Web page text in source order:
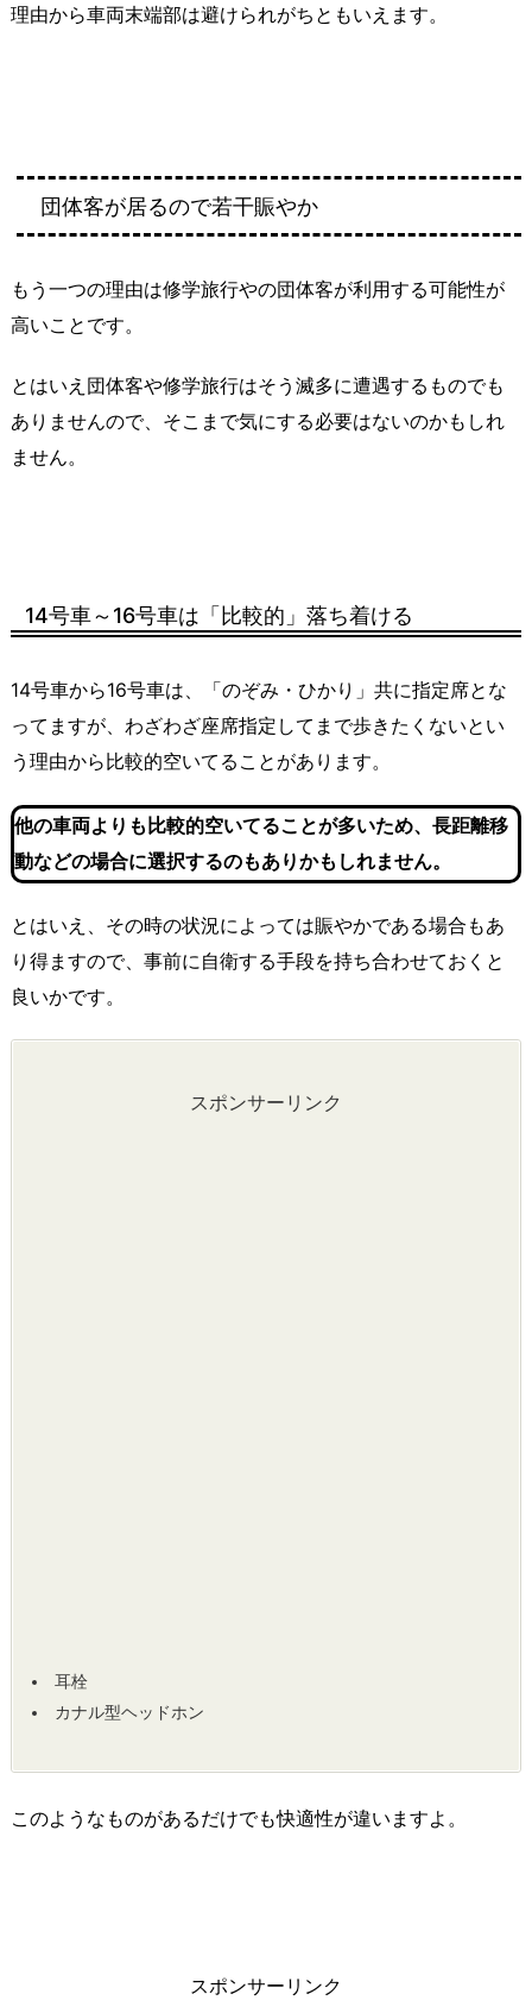
理由から車両末端部は避けられがちともいえます。
団体客が居るので若干賑やか
もう一つの理由は修学旅行やの団体客が利用する可能性が
高いことです。
とはいえ団体客や修学旅行はそう滅多に遭遇するものでも
ありませんので、そこまで気にする必要はないのかもしれ
ません。
14号車～16号車は「比較的」落ち着ける
14号車から16号車は、「のぞみ・ひかり」共に指定席とな
ってますが、わざわざ座席指定してまで歩きたくないとい
う理由から比較的空いてることがあります。
他の車両よりも比較的空いてることが多いため、長距離移
動などの場合に選択するのもありかもしれません。
とはいえ、その時の状況によっては賑やかである場合もあ
り得ますので、事前に自衛する手段を持ち合わせておくと
良いかです。
スポンサーリンク
耳栓
カナル型ヘッドホン
このようなものがあるだけでも快適性が違いますよ。
スポンサーリンク